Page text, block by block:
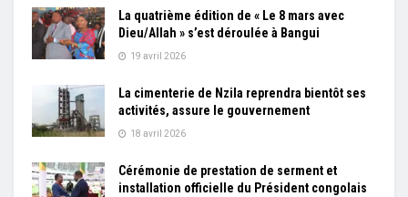
La quatrième édition de « Le 8 mars avec
Dieu/Allah » s’est déroulée à Bangui
19 avril 2026
La cimenterie de Nzila reprendra bientôt ses
activités, assure le gouvernement
18 avril 2026
Cérémonie de prestation de serment et
installation officielle du Président congolais